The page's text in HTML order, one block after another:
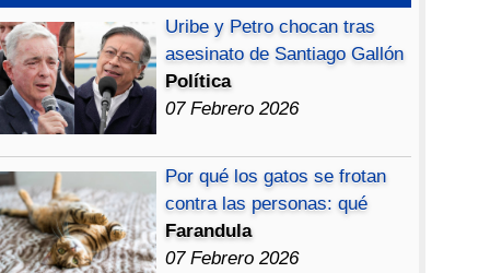
Uribe y Petro chocan tras
asesinato de Santiago Gallón
Política
07 Febrero 2026
Por qué los gatos se frotan
contra las personas: qué
Farandula
07 Febrero 2026